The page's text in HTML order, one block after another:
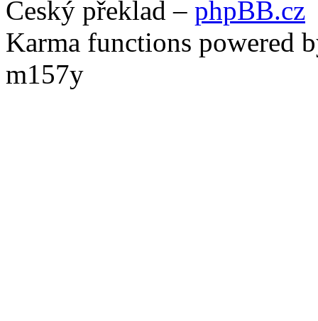
Český překlad – phpBB.cz
Karma functions powered
m157y